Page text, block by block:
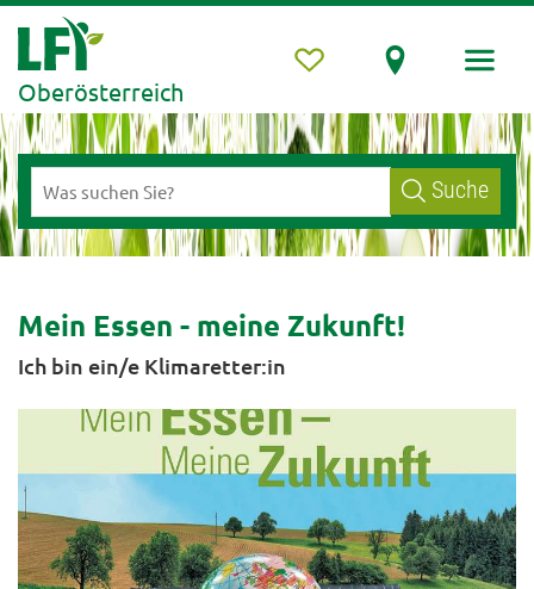
Oberösterreich
Suche
Mein Essen - meine Zukunft!
Ich bin ein/e Klimaretter:in